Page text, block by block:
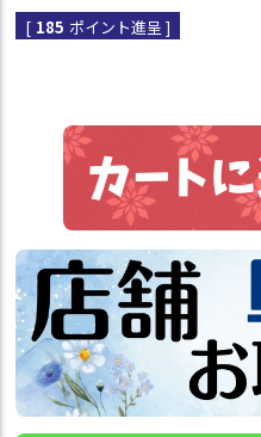
[ 185 ポイント進呈 ]